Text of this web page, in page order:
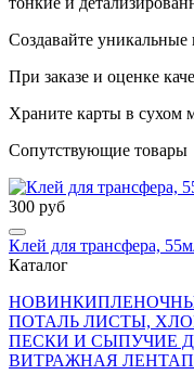
Создавайте
При заказе и оценке
Храните карты в сухом
Сопутствующие товары
300 руб
Клей для трансфера,
Каталог
НОВИНКИ
ПОТАЛЬ ЛИСТЫ,
ПЕСКИ И СЫПУЧИЕ
ВИТРАЖНАЯ ЛЕНТА